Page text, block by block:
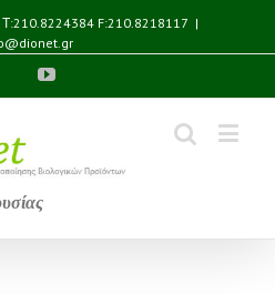
Τ:210.8224384 F:210.8218117 |
FacebookYouTube